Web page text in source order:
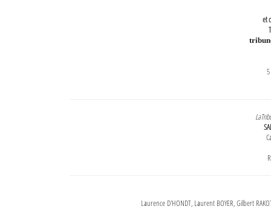
et
Laurence D'HONDT, Laurent BOYER, Gilbert